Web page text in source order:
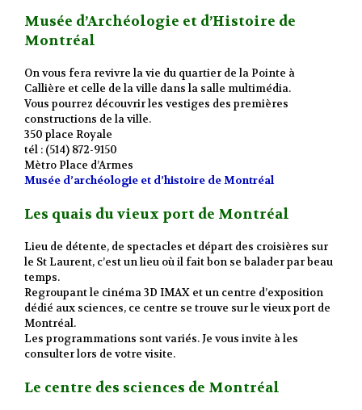
Musée d’Archéologie et d’Histoire de
Montréal
On vous fera revivre la vie du quartier de la Pointe à
Callière et celle de la ville dans la salle multimédia.
Vous pourrez découvrir les vestiges des premières
constructions de la ville.
350 place Royale
tél : (514) 872-9150
Mètro Place d’Armes
Musée d’archéologie et d’histoire de Montréal
Les quais du vieux port de Montréal
Lieu de détente, de spectacles et départ des croisières sur
le St Laurent, c’est un lieu où il fait bon se balader par beau
temps.
Regroupant le cinéma 3D IMAX et un centre d’exposition
dédié aux sciences, ce centre se trouve sur le vieux port de
Montréal.
Les programmations sont variés. Je vous invite à les
consulter lors de votre visite.
Le centre des sciences de Montréal